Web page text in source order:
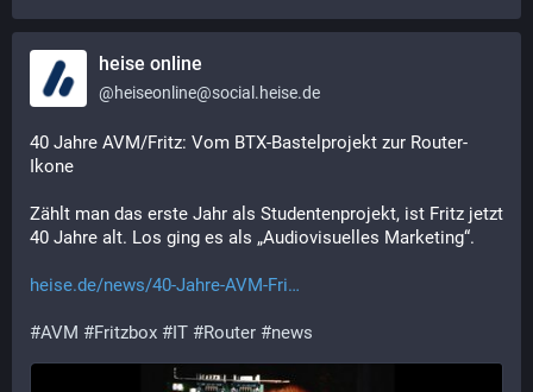
heise online
@heiseonline@social.heise.de
40 Jahre AVM/Fritz: Vom BTX-Bastelprojekt zur Router-
Ikone
Zählt man das erste Jahr als Studentenprojekt, ist Fritz jetzt
40 Jahre alt. Los ging es als „Audiovisuelles Marketing“.
heise.de/news/40-Jahre-AVM-Fri
#AVM #Fritzbox #IT #Router #news